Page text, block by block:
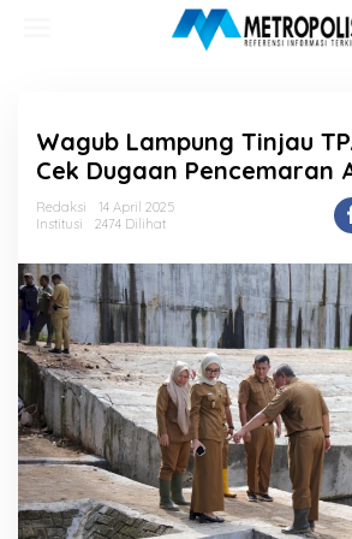
Wagub Lampung Tinjau
Cek Dugaan Pencemaran
Redaksi
14 April 2025
Institusi
2474 Dilihat